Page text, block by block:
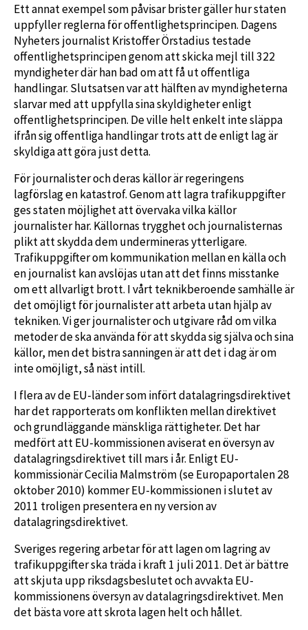
Ett annat exempel som påvisar brister gäller hur staten
uppfyller reglerna för offentlighetsprincipen. Dagens
Nyheters journalist Kristoffer Örstadius testade
offentlighetsprincipen genom att skicka mejl till 322
myndigheter där han bad om att få ut offentliga
handlingar. Slutsatsen var att hälften av myndigheterna
slarvar med att uppfylla sina skyldigheter enligt
offentlighetsprincipen. De ville helt enkelt inte släppa
ifrån sig offentliga handlingar trots att de enligt lag är
skyldiga att göra just detta.
För journalister och deras källor är regeringens
lagförslag en katastrof. Genom att lagra trafikuppgifter
ges staten möjlighet att övervaka vilka källor
journalister har. Källornas trygghet och journalisternas
plikt att skydda dem undermineras ytterligare.
Trafikuppgifter om kommunikation mellan en källa och
en journalist kan avslöjas utan att det finns misstanke
om ett allvarligt brott. I vårt teknikberoende samhälle är
det omöjligt för journalister att arbeta utan hjälp av
tekniken. Vi ger journalister och utgivare råd om vilka
metoder de ska använda för att skydda sig själva och sina
källor, men det bistra sanningen är att det i dag är om
inte omöjligt, så näst intill.
I flera av de EU-länder som infört datalagringsdirektivet
har det rapporterats om konflikten mellan direktivet
och grundläggande mänskliga rättigheter. Det har
medfört att EU-kommissionen aviserat en översyn av
datalagringsdirektivet till mars i år. Enligt EU-
kommissionär Cecilia Malmström (se Europaportalen 28
oktober 2010) kommer EU-kommissionen i slutet av
2011 troligen presentera en ny version av
datalagringsdirektivet.
Sveriges regering arbetar för att lagen om lagring av
trafikuppgifter ska träda i kraft 1 juli 2011. Det är bättre
att skjuta upp riksdagsbeslutet och avvakta EU-
kommissionens översyn av datalagringsdirektivet. Men
det bästa vore att skrota lagen helt och hållet.